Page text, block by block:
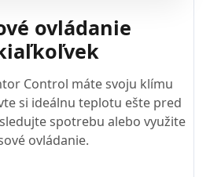
ovládanie
Control máte svoju klímu
si ideálnu teplotu ešte pred
spotrebu alebo využite
ovládanie.